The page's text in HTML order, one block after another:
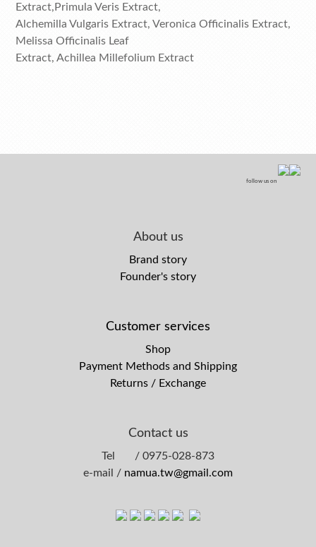
Extract,Primula Veris Extract,
Alchemilla Vulgaris Extract, Veronica Officinalis Extract,
Melissa Officinalis Leaf
Extract, Achillea Millefolium Extract
follow us on
About us
Brand story
Founder's story
Customer services
Shop
Payment Methods and Shipping
Returns / Exchange
Contact us
Tel / 0975-028-873
e-mail / namua.tw@gmail.com